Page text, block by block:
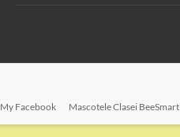
My Facebook Mascotele Clasei